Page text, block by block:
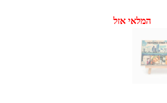
המלאי אזל